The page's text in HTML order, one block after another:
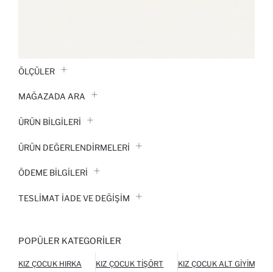
ÖLÇÜLER
MAĞAZADA ARA
ÜRÜN BILGILERI
ÜRÜN DEĞERLENDİRMELERİ
ÖDEME BİLGİLERİ
TESLIMAT İADE VE DEĞIŞIM
POPÜLER KATEGORILER
KIZ ÇOCUK HIRKA KIZ ÇOCUK TIŞÖRT KIZ ÇOCUK ALT GIYIM